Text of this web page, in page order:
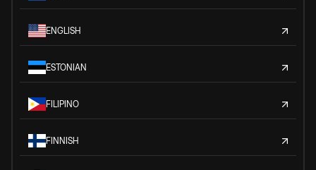
ENGLISH
ESTONIAN
FILIPINO
FINNISH